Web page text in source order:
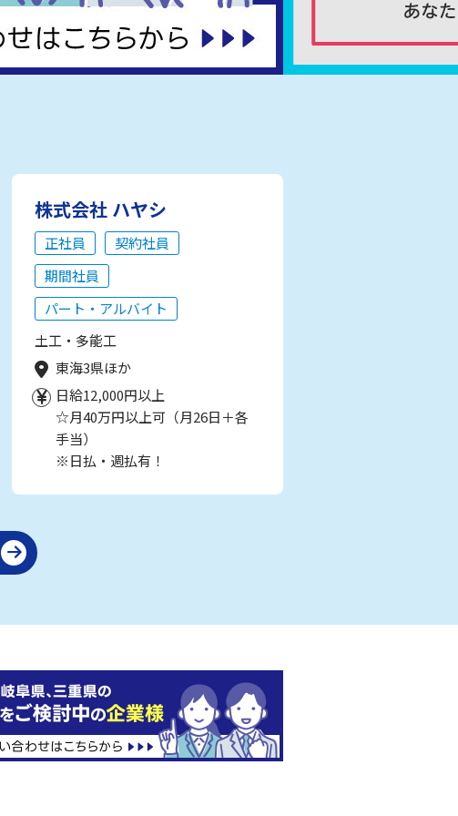
株式会社 ハヤシ
正社員
契約社員
期間社員
パート・アルバイト
土工・多能工
東海3県ほか
日給12,000円以上
☆月40万円以上可（月26日＋各
手当）
※日払・週払有！